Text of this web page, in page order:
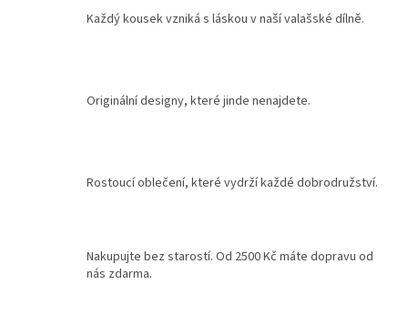
Každý kousek vzniká s láskou v naší valašské dílně.
Originální designy, které jinde nenajdete.
Rostoucí oblečení, které vydrží každé dobrodružství.
Nakupujte bez starostí. Od 2500 Kč máte dopravu od
nás zdarma.